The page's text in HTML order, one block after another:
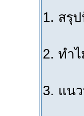
1. สรุ
2. ทำ
3. แน